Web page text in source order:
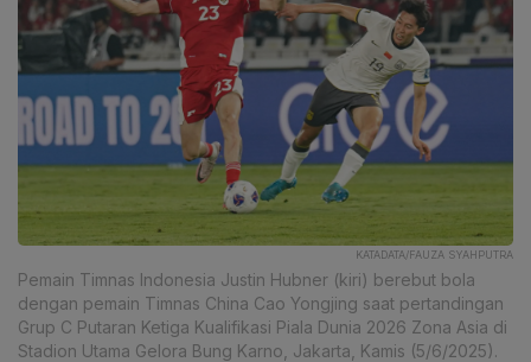
KATADATA/FAUZA SYAHPUTRA
Pemain Timnas Indonesia Justin Hubner (kiri) berebut bola
dengan pemain Timnas China Cao Yongjing saat pertandingan
Grup C Putaran Ketiga Kualifikasi Piala Dunia 2026 Zona Asia di
Stadion Utama Gelora Bung Karno, Jakarta, Kamis (5/6/2025).